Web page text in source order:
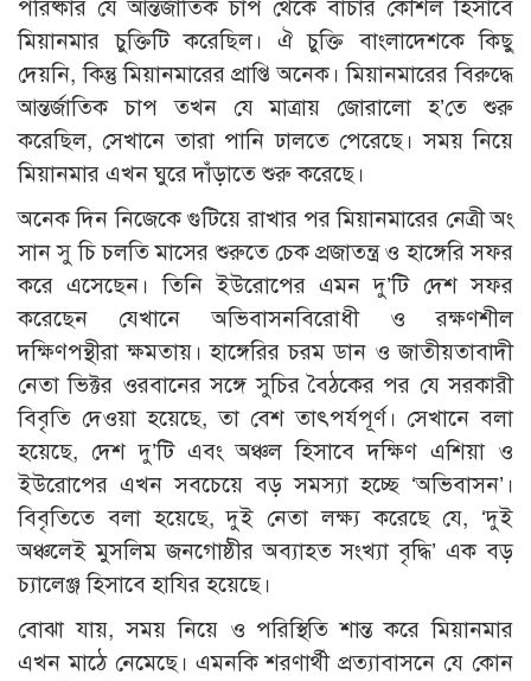
পরিষ্কার যে আন্তর্জাতিক চাপ থেকে বাঁচার কৌশল হিসাবে
মিয়ানমার চুক্তিটি করেছিল। ঐ চুক্তি বাংলাদেশকে কিছু
দেয়নি, কিন্তু মিয়ানমারের প্রাপ্তি অনেক। মিয়ানমারের বিরুদ্ধে
আন্তর্জাতিক চাপ তখন যে মাত্রায় জোরালো হ’তে শুরু
করেছিল, সেখানে তারা পানি ঢালতে পেরেছে। সময় নিয়ে
মিয়ানমার এখন ঘুরে দাঁড়াতে শুরু করেছে।
অনেক দিন নিজেকে গুটিয়ে রাখার পর মিয়ানমারের নেত্রী অং
সান সু চি চলতি মাসের শুরুতে চেক প্রজাতন্ত্র ও হাঙ্গেরি সফর
করে এসেছেন। তিনি ইউরোপের এমন দু’টি দেশ সফর
করেছেন যেখানে অভিবাসনবিরোধী ও রক্ষণশীল
দক্ষিণপন্থীরা ক্ষমতায়। হাঙ্গেরির চরম ডান ও জাতীয়তাবাদী
নেতা ভিক্টর ওরবানের সঙ্গে সুচির বৈঠকের পর যে সরকারী
বিবৃতি দেওয়া হয়েছে, তা বেশ তাৎপর্যপূর্ণ। সেখানে বলা
হয়েছে, দেশ দু’টি এবং অঞ্চল হিসাবে দক্ষিণ এশিয়া ও
ইউরোপের এখন সবচেয়ে বড় সমস্যা হচ্ছে ‘অভিবাসন’।
বিবৃতিতে বলা হয়েছে, দুই নেতা লক্ষ্য করেছে যে, ‘দুই
অঞ্চলেই মুসলিম জনগোষ্ঠীর অব্যাহত সংখ্যা বৃদ্ধি’ এক বড়
চ্যালেঞ্জ হিসাবে হাযির হয়েছে।
বোঝা যায়, সময় নিয়ে ও পরিস্থিতি শান্ত করে মিয়ানমার
এখন মাঠে নেমেছে। এমনকি শরণার্থী প্রত্যাবাসনে যে কোন